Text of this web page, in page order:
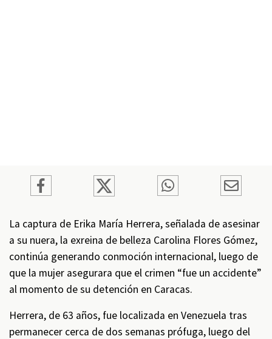
La captura de Erika María Herrera, señalada de asesinar
a su nuera, la exreina de belleza Carolina Flores Gómez,
continúa generando conmoción internacional, luego de
que la mujer asegurara que el crimen “fue un accidente”
al momento de su detención en Caracas.
Herrera, de 63 años, fue localizada en Venezuela tras
permanecer cerca de dos semanas prófuga, luego del